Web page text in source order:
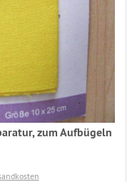
zum Aufbügeln